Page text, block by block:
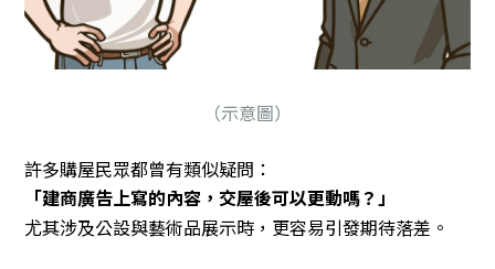
（示意圖）
許多購屋民眾都曾有類似疑問：
「建商廣告上寫的內容，交屋後可以更動嗎？」
尤其涉及公設與藝術品展示時，更容易引發期待落差。